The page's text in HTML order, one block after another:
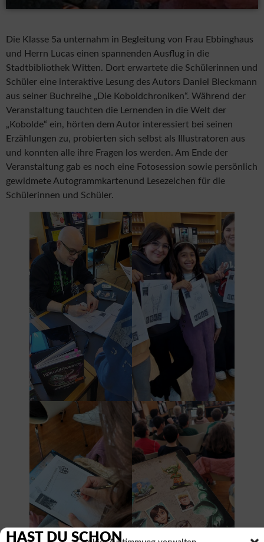
Die Klasse 5a unternahm in Begleitung von Frau Ebbinghaus
und Herrn Lucas einen spannenden Ausflug in die
Stadtbibliothek Witten. Dort erwartete die Schülerinnen und
Schüler eine interaktive Lesung des Autors Daniel Bleckmann
aus seiner Buchreihe „Die Koboldchroniken“. Während der
Veranstaltung tauchten die Lernenden in die Welt der
„Kobolde“ ein, hörten dem Autor interessiert bei seinen
Erzählungen zu, probierten sich selbst als Illustratoren aus
und konnten alle ihre Fragen los werden. Am Ende der
Veranstaltung gab es noch eine Fotosession sowie persönlich
gewidmete Autogrammkartenund Lesezeichen für die
Schülerinnen und Schüler.
HAST DU SCHON